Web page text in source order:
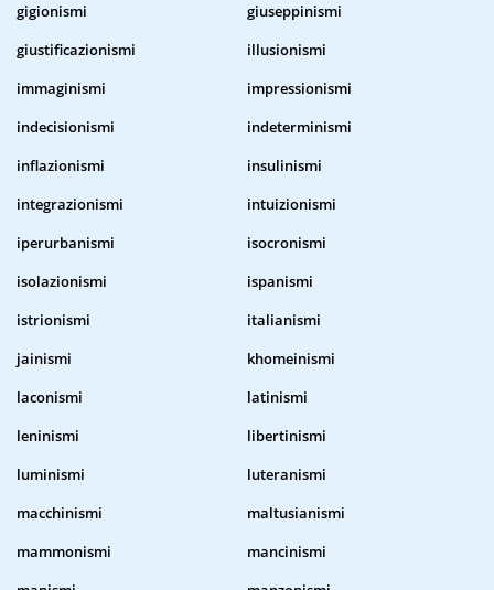
gigionismi
giuseppinismi
giustificazionismi
illusionismi
immaginismi
impressionismi
indecisionismi
indeterminismi
inflazionismi
insulinismi
integrazionismi
intuizionismi
iperurbanismi
isocronismi
isolazionismi
ispanismi
istrionismi
italianismi
jainismi
khomeinismi
laconismi
latinismi
leninismi
libertinismi
luminismi
luteranismi
macchinismi
maltusianismi
mammonismi
mancinismi